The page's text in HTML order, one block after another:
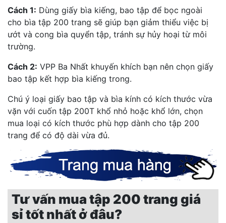
Cách 1: Dùng giấy bìa kiếng, bao tập để bọc ngoài
cho bìa tập 200 trang sẽ giúp bạn giảm thiểu việc bị
ướt và cong bìa quyển tập, tránh sự hủy hoại từ môi
trường.
Cách 2: VPP Ba Nhất khuyến khích bạn nên chọn giấy
bao tập kết hợp bìa kiếng trong.
Chú ý loại giấy bao tập và bìa kính có kích thước vừa
vặn với cuốn tập 200T khổ nhỏ hoặc khổ lớn, chọn
mua loại có kích thước phù hợp dành cho tập 200
trang để có độ dài vừa đủ.
Tư vấn mua tập 200 trang giá
sỉ tốt nhất ở đâu?